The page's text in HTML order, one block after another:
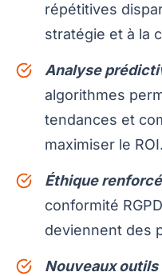
répétitives
stratégie et à la
Analyse
algorithmes
tendances et
maximiser le ROI.
Éthique
conformité
deviennent des
Nouveaux